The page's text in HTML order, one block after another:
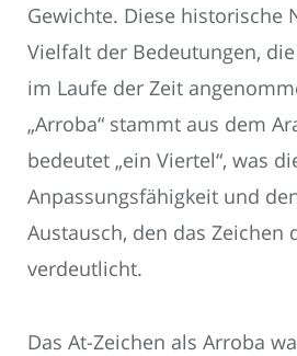
Gewichte. Diese historische
Vielfalt der Bedeutungen,
im Laufe der Zeit
„Arroba“ stammt aus dem
bedeutet „ein Viertel“, was
Anpassungsfähigkeit und
Austausch, den das Zeichen
verdeutlicht.
Das At-Zeichen als Arroba